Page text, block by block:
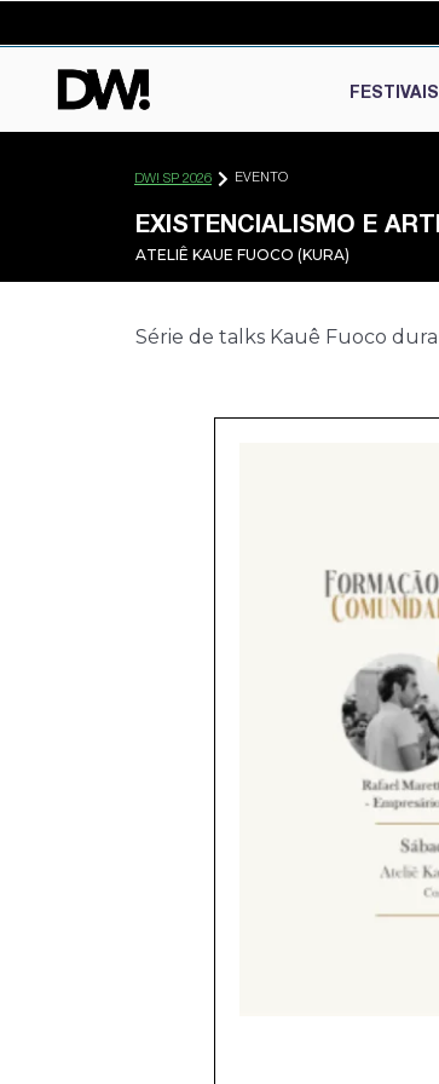
DW! SP 2026 EVENTO
EXISTENCIALISMO E
ATELIÊ KAUE FUOCO (KURA)
Série de talks Kauê Fuoco